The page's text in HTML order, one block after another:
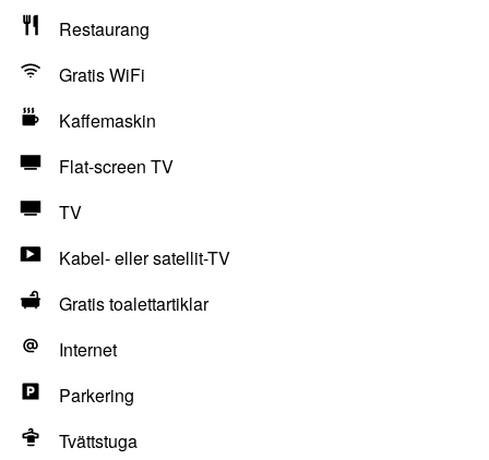
Restaurang
Gratis WiFi
Kaffemaskin
Flat-screen TV
TV
Kabel- eller satellit-TV
Gratis toalettartiklar
Internet
Parkering
Tvättstuga